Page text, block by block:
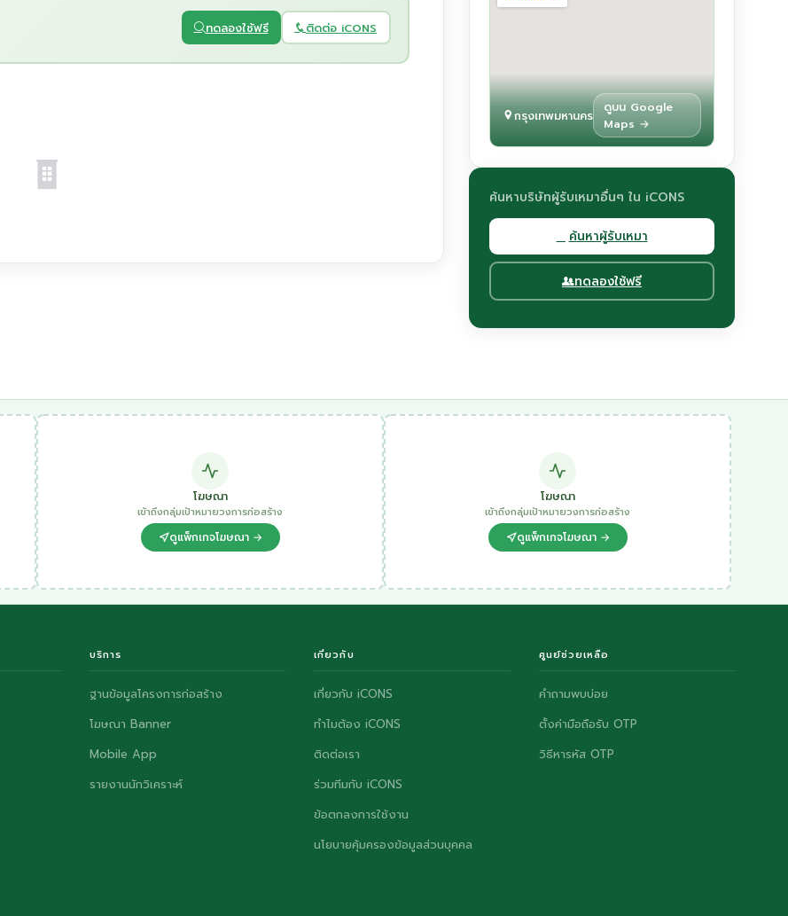
ทดลองใช้ฟรี ติดต่อ iCONS
กรุงเทพมหานคร
ดูบน Google
Maps →
ค้นหาบริษัทผู้รับเหมาอื่นๆ ใน iCONS
ค้นหาผู้รับเหมา
ทดลองใช้ฟรี
โฆษณา
เข้าถึงกลุ่มเป้าหมายวงการก่อสร้าง
ดูแพ็กเกจโฆษณา →
โฆษณา
เข้าถึงกลุ่มเป้าหมายวงการก่อสร้าง
ดูแพ็กเกจโฆษณา →
บริการ
ฐานข้อมูลโครงการก่อสร้าง
โฆษณา Banner
Mobile App
รายงานนักวิเคราะห์
เกี่ยวกับ
เกี่ยวกับ iCONS
ทำไมต้อง iCONS
ติดต่อเรา
ร่วมทีมกับ iCONS
ข้อตกลงการใช้งาน
นโยบายคุ้มครองข้อมูลส่วนบุคคล
ศูนย์ช่วยเหลือ
คำถามพบบ่อย
ตั้งค่ามือถือรับ OTP
วิธีหารหัส OTP